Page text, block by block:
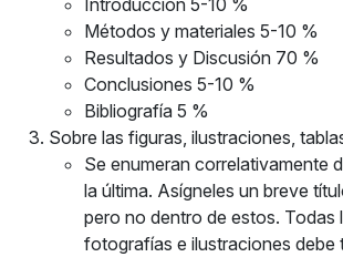
Introducción 5-10 %
Métodos y materiales 5-10 %
Resultados y Discusión 70 %
Conclusiones 5-10 %
Bibliografía 5 %
Sobre las figuras, ilustraciones,
Se enumeran correlativamente
la última. Asígneles un breve
pero no dentro de estos. Todas
fotografías e ilustraciones debe